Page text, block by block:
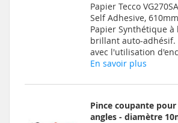
MA
LISTE
D’ENVIE
Papier Tecco
Self Adhesive,
Papier Synthétique à
brillant auto-adhésif.
avec l'utilisation
En savoir plus
Pince coupante
angles - diamètre